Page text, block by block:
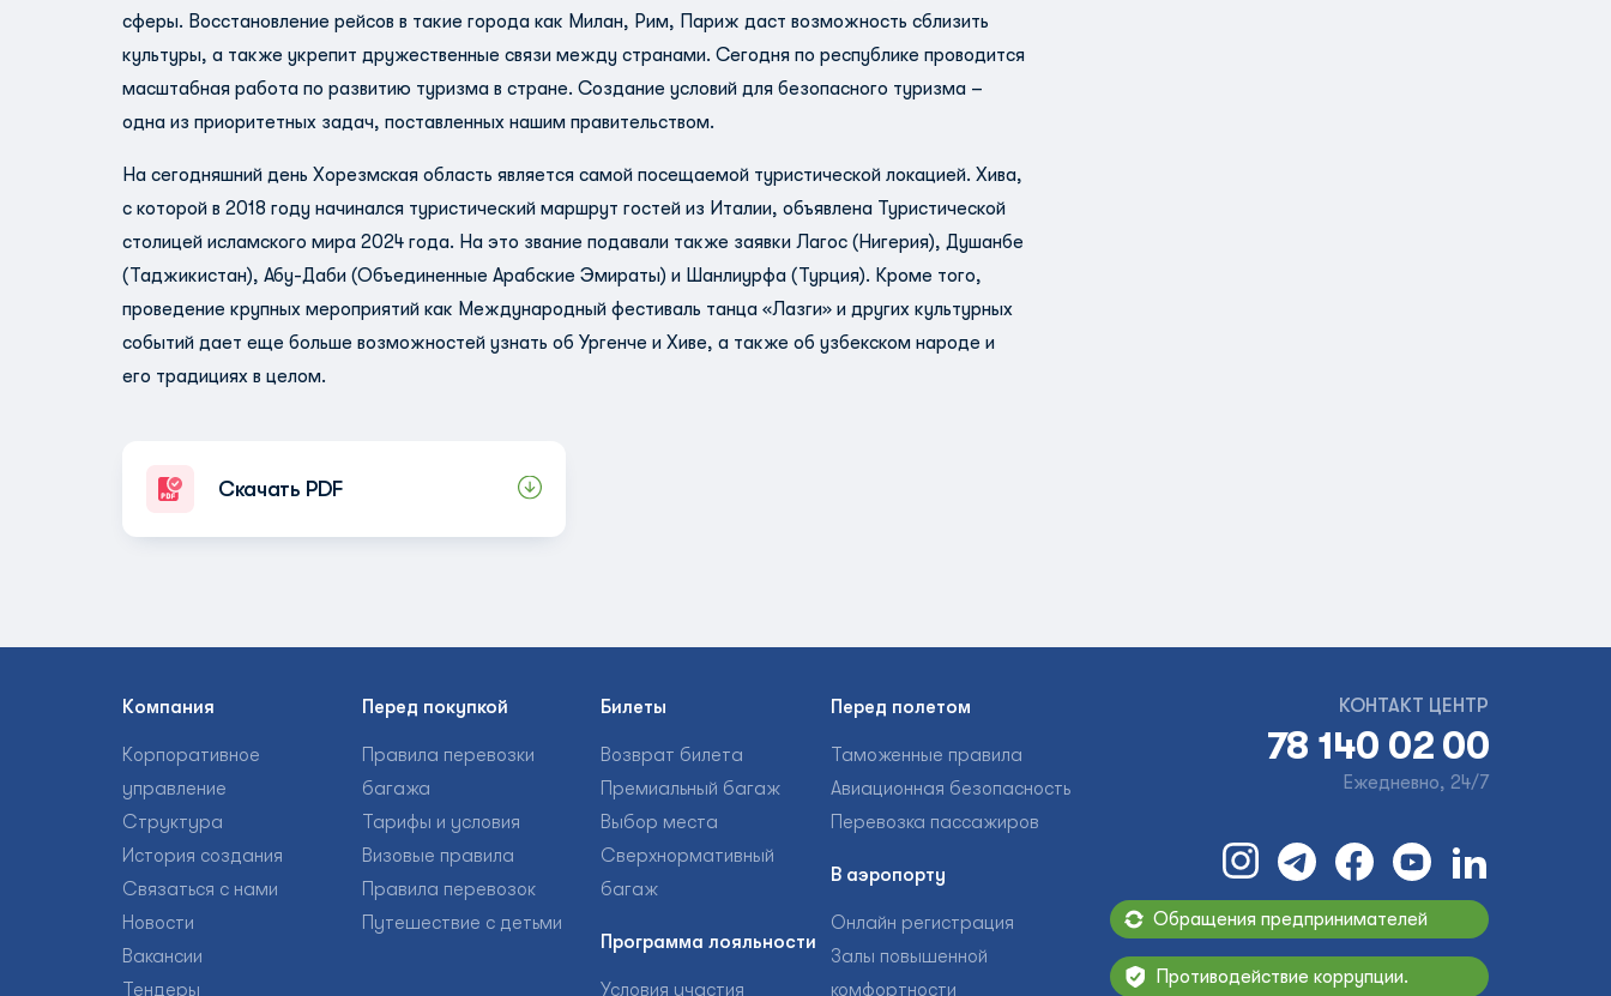
сферы. Восстановление рейсов в такие города как Милан, Рим, Париж даст возможность сблизить
культуры, а также укрепит дружественные связи между странами. Сегодня по республике проводится
масштабная работа по развитию туризма в стране. Создание условий для безопасного туризма –
одна из приоритетных задач, поставленных нашим правительством.
На сегодняшний день Хорезмская область является самой посещаемой туристической локацией. Хива,
с которой в 2018 году начинался туристический маршрут гостей из Италии, объявлена Туристической
столицей исламского мира 2024 года. На это звание подавали также заявки Лагос (Нигерия), Душанбе
(Таджикистан), Абу-Даби (Объединенные Арабские Эмираты) и Шанлиурфа (Турция). Кроме того,
проведение крупных мероприятий как Международный фестиваль танца «Лазги» и других культурных
событий дает еще больше возможностей узнать об Ургенче и Хиве, а также об узбекском народе и
его традициях в целом.
Скачать PDF
Компания
Корпоративное
управление
Структура
История создания
Связаться с нами
Новости
Вакансии
Тендеры
Перед покупкой
Правила перевозки
багажа
Тарифы и условия
Визовые правила
Правила перевозок
Путешествие с детьми
Билеты
Возврат билета
Премиальный багаж
Выбор места
Сверхнормативный
багаж
Программа лояльности
Условия участия
Перед полетом
Таможенные правила
Авиационная безопасность
Перевозка пассажиров
В аэропорту
Онлайн регистрация
Залы повышенной
комфортности
КОНТАКТ ЦЕНТР
78 140 02 00
Ежедневно, 24/7
Обращения предпринимателей
Противодействие коррупции.